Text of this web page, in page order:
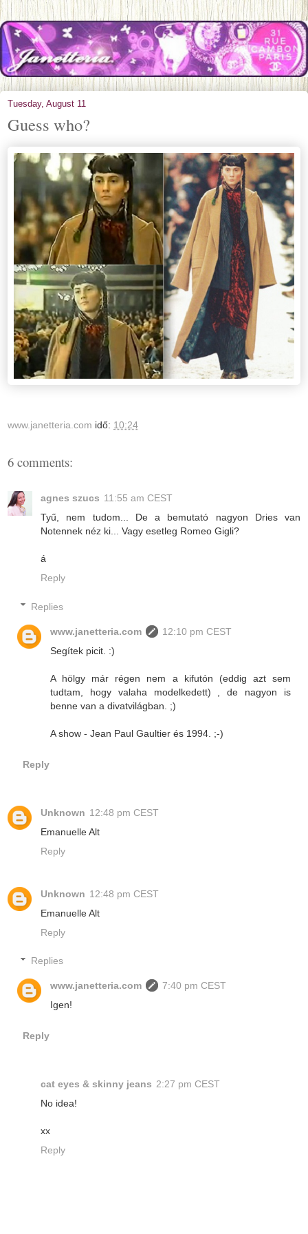
Tuesday, August 11
Guess who?
www.janetteria.com idő: 10:24
6 comments:
agnes szucs 11:55 am CEST
Tyű, nem tudom... De a bemutató nagyon Dries van
Notennek néz ki... Vagy esetleg Romeo Gigli?
á
Reply
Replies
www.janetteria.com
12:10 pm CEST
Segítek picit. :)
A hölgy már régen nem a kifutón (eddig azt sem
tudtam, hogy valaha modelkedett) , de nagyon is
benne van a divatvilágban. ;)
A show - Jean Paul Gaultier és 1994. ;-)
Reply
Unknown 12:48 pm CEST
Emanuelle Alt
Reply
Unknown 12:48 pm CEST
Emanuelle Alt
Reply
Replies
www.janetteria.com
7:40 pm CEST
Igen!
Reply
cat eyes & skinny jeans 2:27 pm CEST
No idea!
xx
Reply